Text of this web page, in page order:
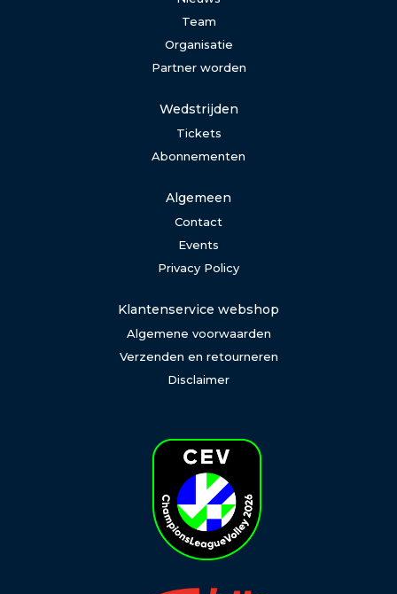
Team
Organisatie
Partner worden
Wedstrijden
Tickets
Abonnementen
Algemeen
Contact
Events
Privacy Policy
Klantenservice webshop
Algemene voorwaarden
Verzenden en retourneren
Disclaimer